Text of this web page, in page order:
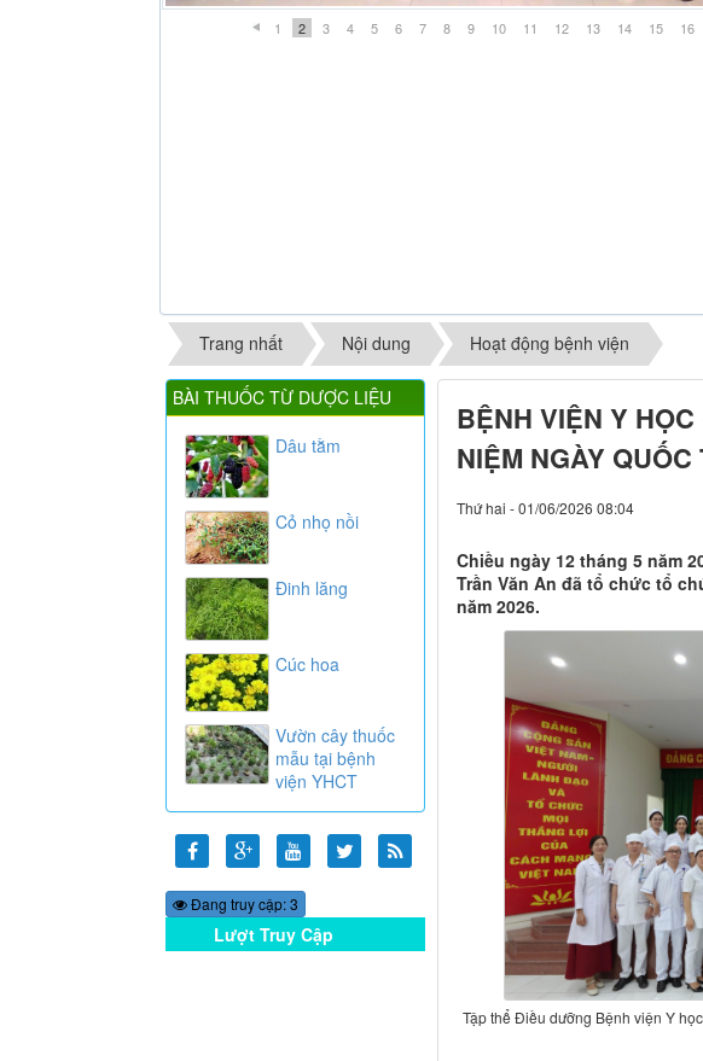
1 2 3 4 5 6 7 8 9 10 11 12 13 14 15 16
Trang nhất Nội dung Hoạt động bệnh viện
BỆNH VIỆN Y
NIỆM NGÀY
Thứ hai - 01/06/2026 08:04
Chiều ngày 12 tháng 5 năm
Trần Văn An đã tổ chức tổ
năm 2026.
Tập thể Điều dưỡng Bệnh viện Y
BÀI THUỐC TỪ DƯỢC LIỆU
Dâu tằm
Cỏ nhọ nồi
Đinh lăng
Cúc hoa
Vườn cây thuốc
mẫu tại bệnh
viện YHCT
Đang truy cập: 3
Lượt Truy Cập
Online